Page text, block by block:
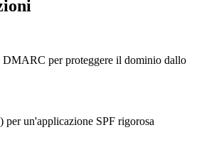
DMARC per proteggere il dominio dallo
per un'applicazione SPF rigorosa